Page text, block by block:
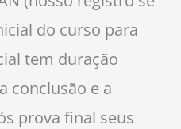
do curso para
tem duração
conclusão e a
prova final seus